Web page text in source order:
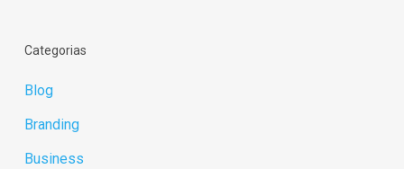
Categorias
Blog
Branding
Business